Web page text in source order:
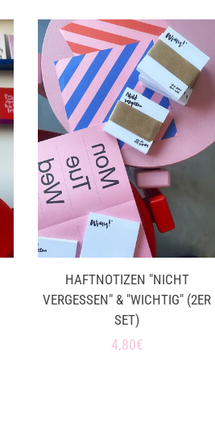
HAFTNOTIZEN "NICHT
VERGESSEN" & "WICHTIG" (2ER
SET)
Normaler
4,80€